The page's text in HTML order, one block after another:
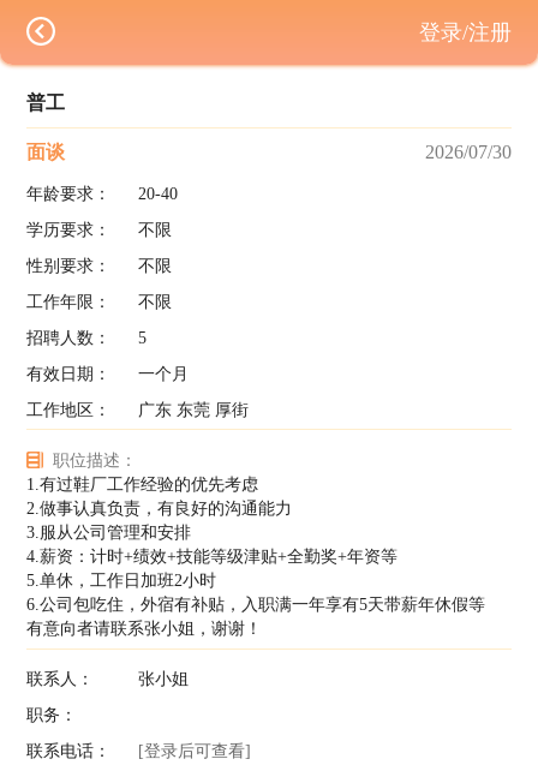
普工
面谈 2026/07/30
年龄要求：
20-40
学历要求：
不限
性别要求：
不限
工作年限：
不限
招聘人数：
5
有效日期：
一个月
工作地区：
广东 东莞 厚街
职位描述：
1.有过鞋厂工作经验的优先考虑
2.做事认真负责，有良好的沟通能力
3.服从公司管理和安排
4.薪资：计时+绩效+技能等级津贴+全勤奖+年资等
5.单休，工作日加班2小时
6.公司包吃住，外宿有补贴，入职满一年享有5天带薪年休假等
有意向者请联系张小姐，谢谢！
联系人：
张小姐
职务：
联系电话：
[登录后可查看]
登录/注册